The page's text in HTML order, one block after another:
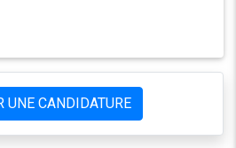
UNE CANDIDATURE